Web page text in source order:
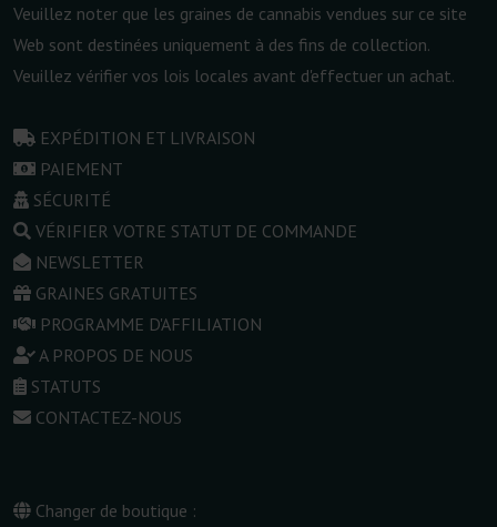
Veuillez noter que les graines de cannabis vendues sur ce site
Web sont destinées uniquement à des fins de collection.
Veuillez vérifier vos lois locales avant d'effectuer un achat.
EXPÉDITION ET LIVRAISON
PAIEMENT
SÉCURITÉ
VÉRIFIER VOTRE STATUT DE COMMANDE
NEWSLETTER
GRAINES GRATUITES
PROGRAMME D'AFFILIATION
A PROPOS DE NOUS
STATUTS
CONTACTEZ-NOUS
Changer de boutique :